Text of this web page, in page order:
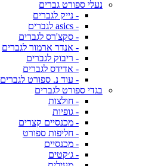
נעלי ספורט גברים
- נייק לגברים
- asics לגברים
- סקצ'רס לגברים
- אנדר ארמור לגברים
- ריבוק לגברים
- אדידס לגברים
- עוד נ. ספורט לגברים
בגדי ספורט לגברים
- חולצות
- גופיות
- מכנסיים קצרים
- חליפות ספורט
- מכנסיים
- ג׳קטים